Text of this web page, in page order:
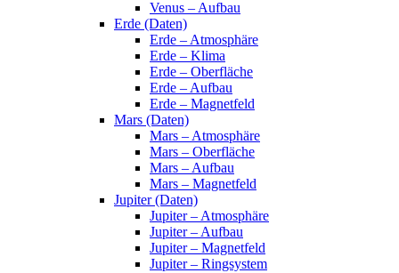
Venus – Aufbau
Erde (Daten)
Erde – Atmosphäre
Erde – Klima
Erde – Oberfläche
Erde – Aufbau
Erde – Magnetfeld
Mars (Daten)
Mars – Atmosphäre
Mars – Oberfläche
Mars – Aufbau
Mars – Magnetfeld
Jupiter (Daten)
Jupiter – Atmosphäre
Jupiter – Aufbau
Jupiter – Magnetfeld
Jupiter – Ringsystem